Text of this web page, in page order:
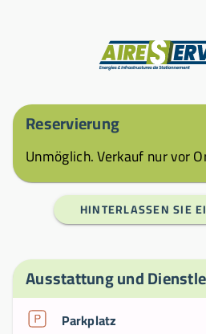
Reservierung
Unmöglich. Verkauf nur vor
HINTERLASSEN SIE
Ausstattung und
Parkplatz